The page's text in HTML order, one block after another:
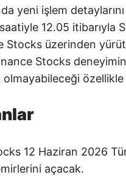
yeni işlem
12.05 itibarıyla
Stocks üzerinden
Stocks
olmayabileceği
12 Haziran 2026
açacak.